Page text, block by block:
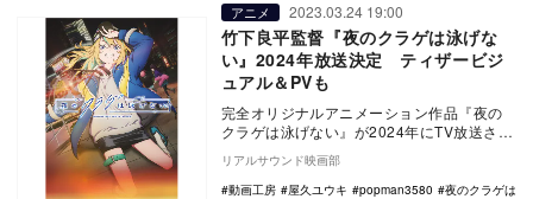
アニメ 2023.03.24 19:00
竹下良平監督『夜のクラゲは泳げな
い』2024年放送決定 ティザービジ
ュアル＆PVも
完全オリジナルアニメーション作品『夜の
クラゲは泳げない』が2024年にTV放送され
ることが決定。あわせてティザービジュア
ルとPV…
リアルサウンド映画部
動画工房
屋久ユウキ popman3580
夜のクラゲは